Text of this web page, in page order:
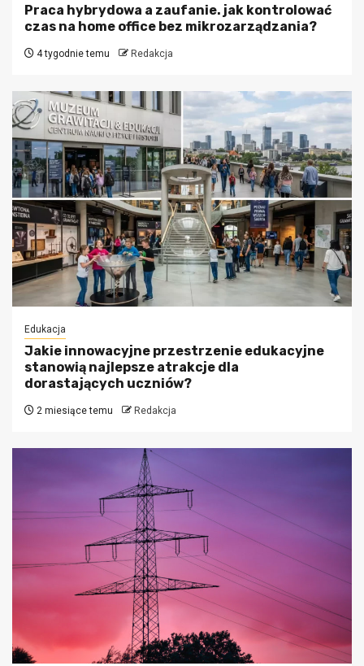
Praca hybrydowa a zaufanie. jak kontrolować
czas na home office bez mikrozarządzania?
4 tygodnie temu Redakcja
Edukacja
Jakie innowacyjne przestrzenie edukacyjne
stanowią najlepsze atrakcje dla
dorastających uczniów?
2 miesiące temu Redakcja